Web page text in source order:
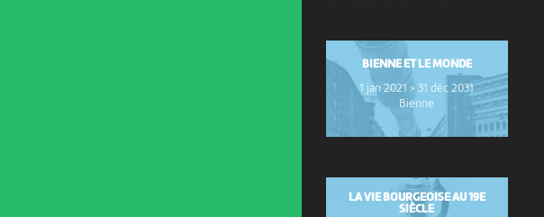
BIENNE ET LE MONDE
1 jan 2021 > 31 déc 2031
Bienne
LA VIE BOURGEOISE AU 19E
SIÈCLE